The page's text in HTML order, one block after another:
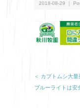
2018-08-29 ｜
＜ カブトムシ大
ブルーライトは